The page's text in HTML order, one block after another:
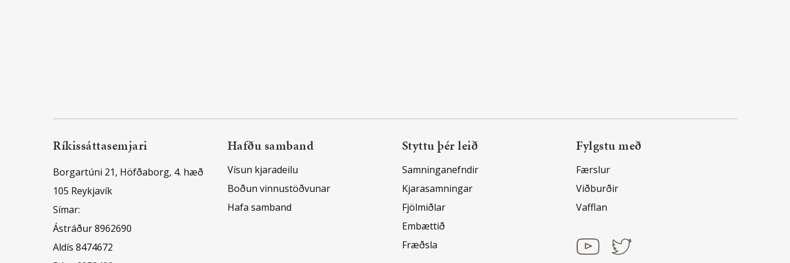
Ríkissáttasemjari
Borgartúni 21, Höfðaborg, 4. hæð
105 Reykjavík
Símar:
Ástráður 8962690
Aldís 8474672
Hafðu samband
Vísun kjaradeilu
Boðun vinnustöðvunar
Hafa samband
Styttu þér leið
Samninganefndir
Kjarasamningar
Fjölmiðlar
Embættið
Fræðsla
Fylgstu með
Færslur
Viðburðir
Vafflan